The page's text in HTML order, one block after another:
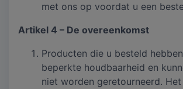
met ons op voordat u een
Artikel 4 – De overeenkomst
Producten die u besteld
beperkte houdbaarheid en
niet worden geretourneerd. Het